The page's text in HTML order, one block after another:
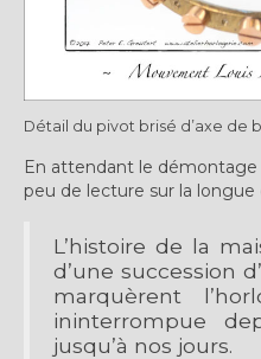
Détail du pivot brisé d’axe de
En attendant le
peu de lecture sur la longue
L’histoire de la
d’une succession
marquèrent
ininterrompue
jusqu’à nos jours.